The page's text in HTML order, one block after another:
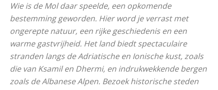
Wie is de Mol daar speelde, een opkomende
bestemming geworden. Hier word je verrast met
ongerepte natuur, een rijke geschiedenis en een
warme gastvrijheid. Het land biedt spectaculaire
stranden langs de Adriatische en Ionische kust, zoals
die van Ksamil en Dhermi, en indrukwekkende bergen
zoals de Albanese Alpen. Bezoek historische steden